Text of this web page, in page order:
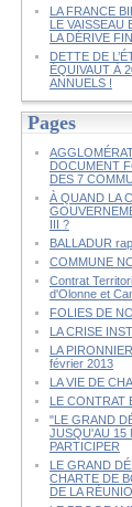
LA FRANCE
LE VAISSEAU
LA DÉRIVE
DETTE DE
ÉQUIVAUT À
ANNUELS !
Pages
DOCUMENT
DES 7
À QUAND LA
III ?
BALLADUR
COMMUNE
Contrat
d'Olonne et
FOLIES DE
LA CRISE
LA
février 2013
LA VIE DE
LE CONTRAT
"LE GRAND
JUSQU'AU 15
PARTICIPER
LE GRAND
CHARTE DE
DE LA